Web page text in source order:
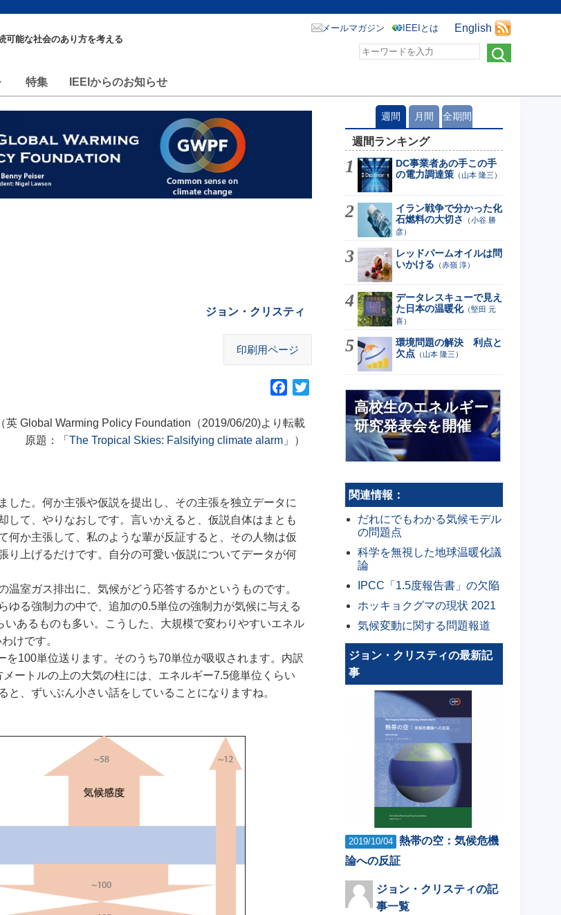
可能な社会のあり方を考える
English
メールマガジン IEEIとは
特集 IEEIからのお知らせ
ジョン・クリスティ
印刷用ページ
c
e
k
（英 Global Warming Policy Foundation（2019/06/20)より転載
原題：「 The Tropical Skies: Falsifying climate alarm 」）
した。 何か主張や仮説を提出し、その主張を独立データに
て、やりなおしです。言いかえると、仮説自体はまとも
何か主張して、私のような輩が反証すると、その人物は仮
り上げるだけです。自分の可愛い仮説についてデータが何
室ガス排出に、気候がどう応答するかというものです。
る強制力の中で、追加の0.5単位の強制力が気候に与える
あるものも多い。こうした、大規模で変わりやすいエネル
けです。
100単位送ります。そのうち70単位が吸収されます。内訳
ートルの上の大気の柱には、エネルギー7.5億単位くらい
、ずいぶん小さい話をしていることになりますね。
週間 月間 全期間
週間ランキング
DC事業者あの手この手
の電力調達策 （山本 隆三 ）
イラン戦争で分かった化
石燃料の大切さ
（小谷 勝
彦）
レッドパームオイルは問
いかける （赤嶺 淳）
データレスキューで見え
た日本の温暖化（堅田 元
喜）
環境問題の解決 利点と
欠点 （山本 隆三 ）
高校生のエネルギー
研究発表会を開催
関連情報：
だれにでもわかる気候モデル
の問題点
科学を無視した地球温暖化議
論
IPCC「1.5度報告書」の欠陥
ホッキョクグマの現状 2021
気候変動に関する問題報道
ジョン・クリスティの最新記
事
2019/10/04 熱帯の空：気候危機
論への反証
ジョン・クリスティの記
事一覧